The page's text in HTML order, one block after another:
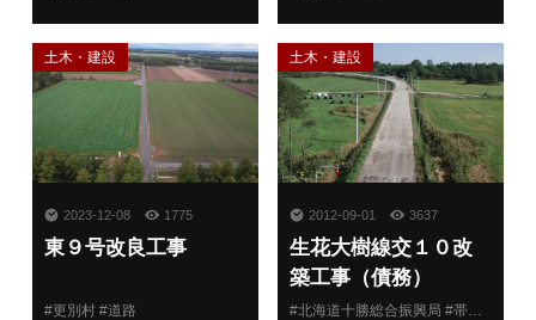
土木・建設
2023-12-08 1775
東９号改良工事
#更別村 #道路
土木・建設
2012-09-01 3637
生花大樹線交１０改
築工事（債務）
#北海道十勝総合振興局 #帯広建設管理部 #幕別町忠類 #道路